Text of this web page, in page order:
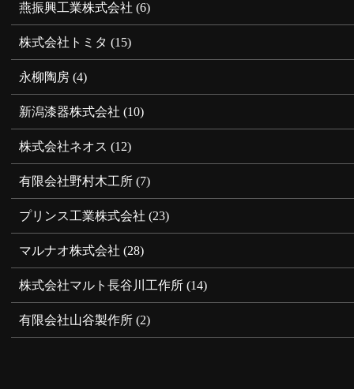
燕振興工業株式会社 (6)
株式会社トミタ (15)
永柳陶房 (4)
新潟漆器株式会社 (10)
株式会社ネオス (12)
有限会社野村木工所 (7)
プリンス工業株式会社 (23)
マルナオ株式会社 (28)
株式会社マルト長谷川工作所 (14)
有限会社山谷製作所 (2)